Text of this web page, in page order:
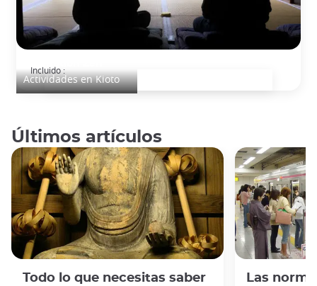
Actividades en Kioto
Incluido :
Últimos artículos
Todo lo que necesitas saber
Las